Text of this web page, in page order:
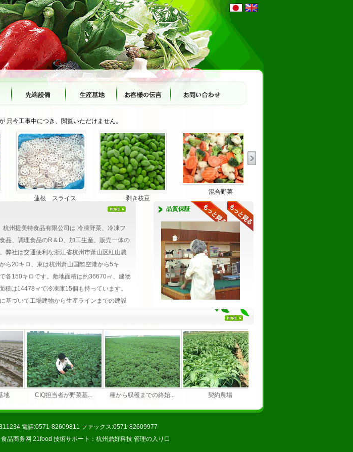
只今工事中につき、閲覧いただけません。
蓮根 スライス 剥き枝豆
混合野菜
捷美特食品有限公司は 冷凍野菜、冷凍フ
品、調理食品のR＆D、加工生産、販売一体の
弊社は交通便利な浙江省杭州市萧山区紅山農
ら20キロ、東は杭州萧山国際空港から5キ
各150キロです。敷地面積は約36670㎡、建物
積は14478㎡で冷凍庫15個も持っています。
いて工場建物から生産ラインまでの建設
、理化，官能など色色の面で優れた食品が生
の基準に基づいて 徹底
る商品が国際的競争力を備えるようにしてい
質サービス、厳格管理」をスローガンと
品質保証
地 CIQ担当者が野菜基... 種から収穫までの終始... 契約農場
電話:0571-82609811 ファックス:0571-82609977
食品商务网 21food 技術サポート： 杭州鼎好科技 管理の入り口